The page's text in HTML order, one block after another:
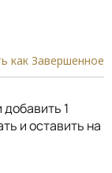
как Завершенное
1
и оставить на